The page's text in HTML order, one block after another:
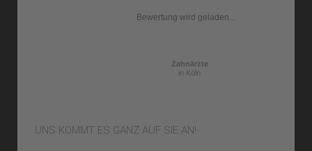
Bewertung wird geladen...
Zahnärzte
in Köln
UNS KOMMT ES GANZ AUF SIE AN!